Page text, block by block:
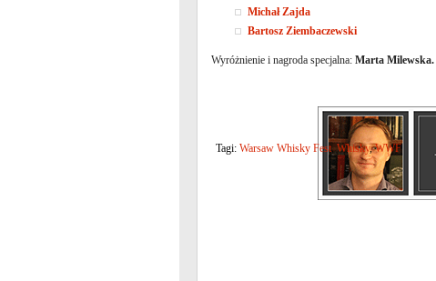
Michał Zajda
Bartosz Ziembaczewski
Wyróżnienie i nagroda specjalna: Marta Milewska.
Tagi: Warsaw Whisky Fest,Whisky,WWF